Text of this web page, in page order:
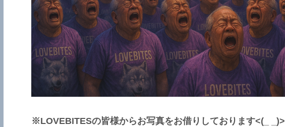
※LOVEBITESの皆様からお写真をお借りしております<(_ _)>